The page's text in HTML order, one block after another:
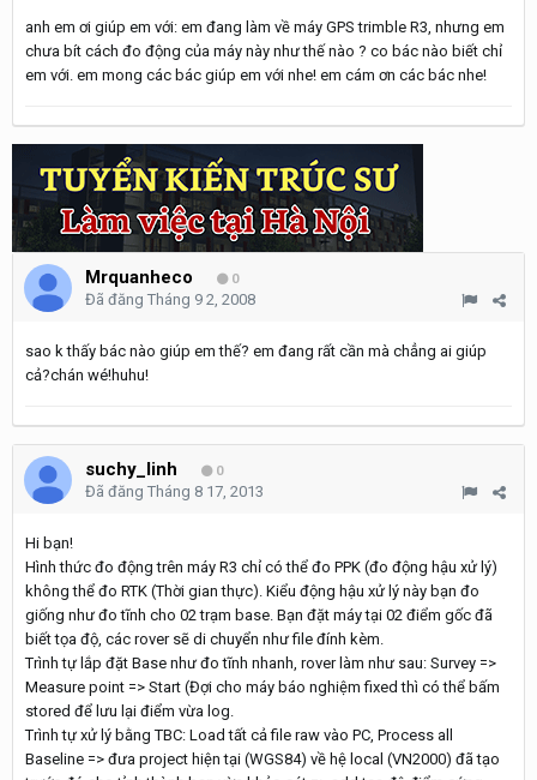
anh em ơi giúp em với: em đang làm về máy GPS trimble R3, nhưng em
chưa bít cách đo động của máy này như thế nào ? co bác nào biết chỉ
em với. em mong các bác giúp em với nhe! em cám ơn các bác nhe!
Mrquanheco 0
Đã đăng Tháng 9 2, 2008
sao k thấy bác nào giúp em thế? em đang rất cần mà chẳng ai giúp
cả?chán wé!huhu!
suchy_linh 0
Đã đăng Tháng 8 17, 2013
Hi bạn!
Hình thức đo động trên máy R3 chỉ có thể đo PPK (đo động hậu xử lý)
không thể đo RTK (Thời gian thực). Kiểu động hậu xử lý này bạn đo
giống như đo tĩnh cho 02 trạm base. Bạn đặt máy tại 02 điểm gốc đã
biết tọa độ, các rover sẽ di chuyển như file đính kèm.
Trình tự lắp đặt Base như đo tĩnh nhanh, rover làm như sau: Survey =>
Measure point => Start (Đợi cho máy báo nghiệm fixed thì có thể bấm
stored để lưu lại điểm vừa log.
Trình tự xử lý bằng TBC: Load tất cả file raw vào PC, Process all
Baseline => đưa project hiện tại (WGS84) về hệ local (VN2000) đã tạo